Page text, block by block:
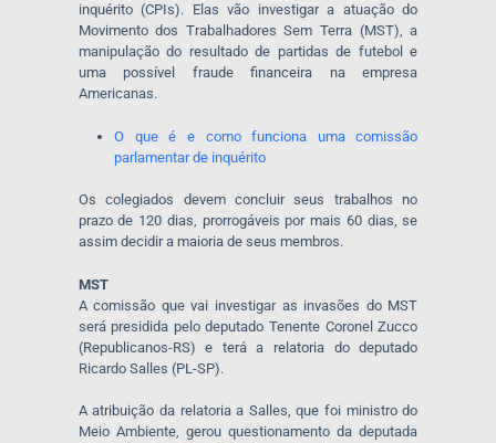
inquérito (CPIs). Elas vão investigar a atuação do
Movimento dos Trabalhadores Sem Terra (MST), a
manipulação do resultado de partidas de futebol e
uma possível fraude financeira na empresa
Americanas.
O que é e como funciona uma comissão
parlamentar de inquérito
Os colegiados devem concluir seus trabalhos no
prazo de 120 dias, prorrogáveis por mais 60 dias, se
assim decidir a maioria de seus membros.
MST
A comissão que vai investigar as invasões do MST
será presidida pelo deputado Tenente Coronel Zucco
(Republicanos-RS) e terá a relatoria do deputado
Ricardo Salles (PL-SP).
A atribuição da relatoria a Salles, que foi ministro do
Meio Ambiente, gerou questionamento da deputada